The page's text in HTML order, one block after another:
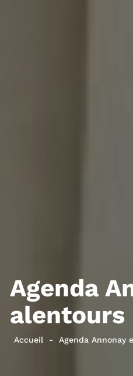
Agenda
alentours
Accueil Agenda Annonay